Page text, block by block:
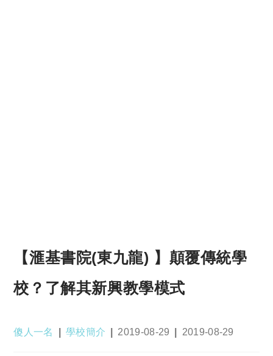
【滙基書院(東九龍) 】顛覆傳統學
校？了解其新興教學模式
Post
傻人一名
Post
學校簡介
Post
2019-08-29
Post
2019-08-29